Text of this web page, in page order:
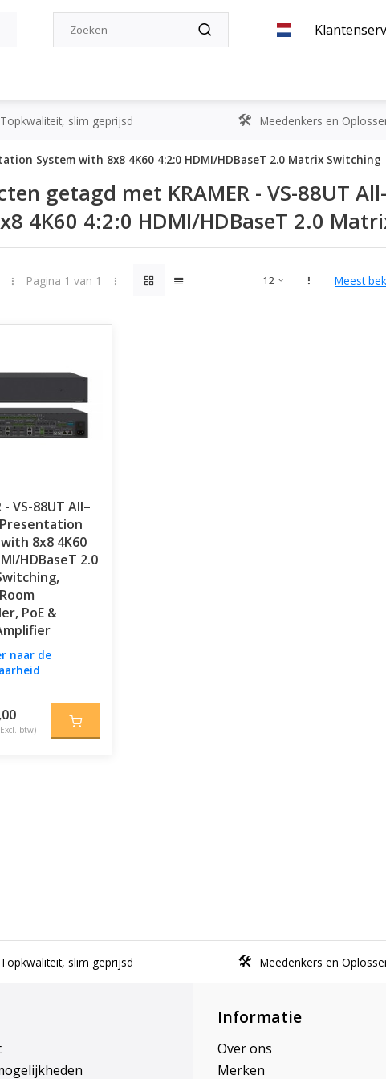
Topkwaliteit, slim geprijsd Meedenkers en
System with 8x8 4K60 4:2:0 HDMI/HDBaseT 2.0 Matrix Switching
getagd met KRAMER - VS-88UT
4K60 4:2:0 HDMI/HDBaseT 2.0
Pagina 1 van 1 Meest
- VS-88UT All–
8x8 4K60
HDBaseT 2.0
PoE &
naar de
Excl. btw)
Topkwaliteit, slim geprijsd Meedenkers en
Informatie
Over ons
Merken